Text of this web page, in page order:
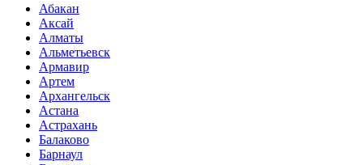
Абакан
Аксай
Алматы
Альметьевск
Армавир
Артем
Архангельск
Астана
Астрахань
Балаково
Барнаул